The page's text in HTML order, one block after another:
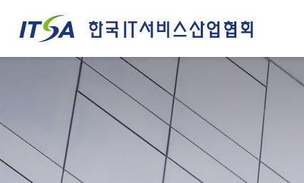
인사말 설립목적/연혁
IT서비스산업 경쟁
IT서비스